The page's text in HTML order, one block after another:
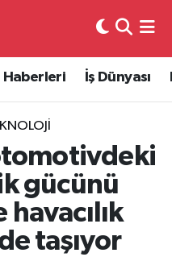
Haberleri İş Dünyası
gücünü
taşıyor
ve Fikstür